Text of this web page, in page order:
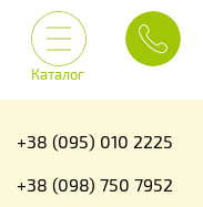
Каталог
+38 (095) 010 2225
+38 (098) 750 7952